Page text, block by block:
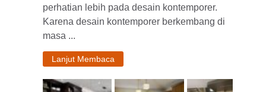
perhatian lebih pada desain kontemporer.
Karena desain kontemporer berkembang di
masa ...
Lanjut Membaca